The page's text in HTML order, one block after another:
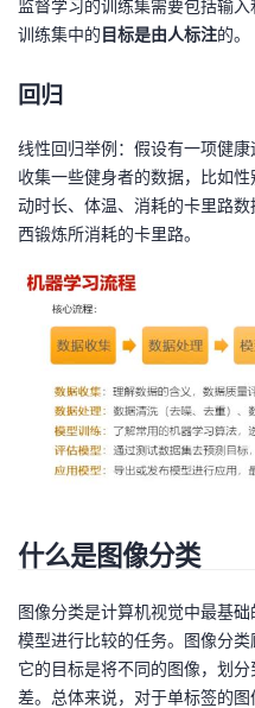
子
直
播
的
活
动
我
的
关
注
我
的
开
发
的
课
程
我
的
认
我
的
我
我
的
Programs
我
的
我
技
术
支
的
云
声
监督学习的训练集需要包括输
训练集中的目标是由人标注的。
回归
线性回归举例：假设有一项健
收集一些健身者的数据，比如
动时长、体温、消耗的卡里路
西锻炼所消耗的卡里路。
什么是图像分类
图像分类是计算机视觉中最基
模型进行比较的任务。图像分类
它的目标是将不同的图像，划
差。总体来说，对于单标签的